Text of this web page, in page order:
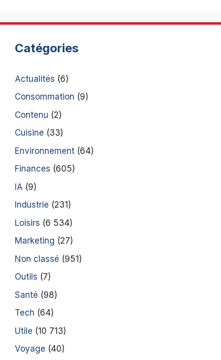
Catégories
Actualités (6)
Consommation (9)
Contenu (2)
Cuisine (33)
Environnement (64)
Finances (605)
IA (9)
Industrie (231)
Loisirs (6 534)
Marketing (27)
Non classé (951)
Outils (7)
Santé (98)
Tech (64)
Utile (10 713)
Voyage (40)